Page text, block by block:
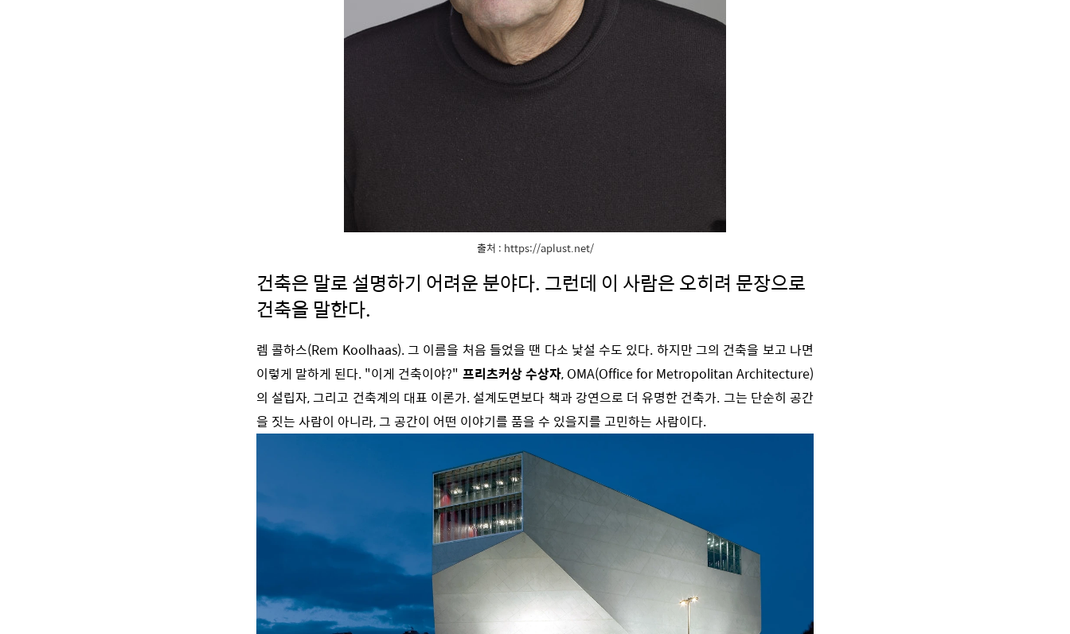
출처 : https://aplust.net/
건축은 말로 설명하기 어려운 분야다. 그런데 이 사람은 오히려 문장으로
건축을 말한다.
렘 콜하스(Rem Koolhaas). 그 이름을 처음 들었을 땐 다소 낯설 수도 있다. 하지만 그의 건축을 보고 나면
이렇게 말하게 된다. "이게 건축이야?" 프리츠커상 수상자, OMA(Office for Metropolitan Architecture)
의 설립자, 그리고 건축계의 대표 이론가. 설계도면보다 책과 강연으로 더 유명한 건축가. 그는 단순히 공간
을 짓는 사람이 아니라, 그 공간이 어떤 이야기를 품을 수 있을지를 고민하는 사람이다.